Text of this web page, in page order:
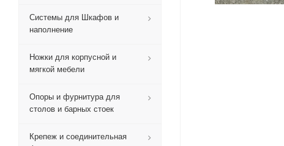
Системы для Шкафов и
наполнение
Ножки для корпусной и
мягкой мебели
Опоры и фурнитура для
столов и барных стоек
Крепеж и соединительная